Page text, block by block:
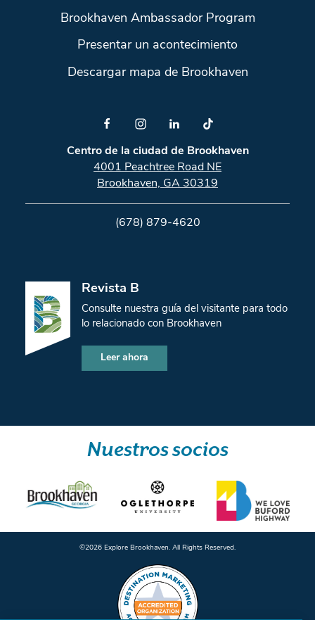
Brookhaven Ambassador Program
Presentar un acontecimiento
Descargar mapa de Brookhaven
Centro de la ciudad de Brookhaven
4001 Peachtree Road NE
Brookhaven, GA 30319
(678) 879-4620
Revista B
Consulte nuestra guía del visitante para todo
lo relacionado con Brookhaven
Leer ahora
Nuestros socios
©️2026 Explore Brookhaven. All Rights Reserved.